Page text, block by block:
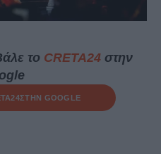
το CRETA24στην
ΣΤΗΝ GOOGLE